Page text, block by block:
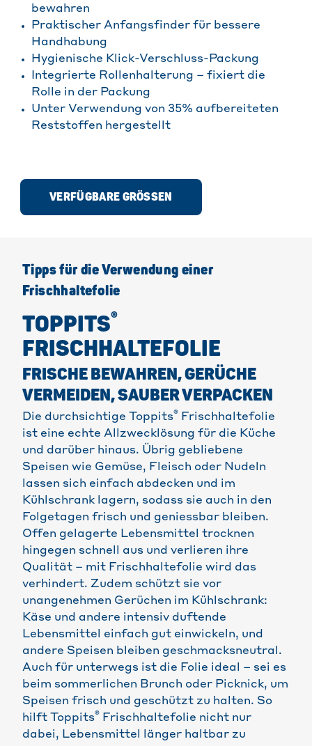
bewahren
Praktischer Anfangsfinder für bessere
Handhabung
Hygienische Klick-Verschluss-Packung
Integrierte Rollenhalterung – fixiert die
Rolle in der Packung
Unter Verwendung von 35% aufbereiteten
Reststoffen hergestellt
VERFÜGBARE GRÖSSEN
Tipps für die Verwendung einer
Frischhaltefolie
TOPPITS®
FRISCHHALTEFOLIE
FRISCHE BEWAHREN, GERÜCHE
VERMEIDEN, SAUBER VERPACKEN
Die durchsichtige Toppits® Frischhaltefolie
ist eine echte Allzwecklösung für die Küche
und darüber hinaus. Übrig gebliebene
Speisen wie Gemüse, Fleisch oder Nudeln
lassen sich einfach abdecken und im
Kühlschrank lagern, sodass sie auch in den
Folgetagen frisch und geniessbar bleiben.
Offen gelagerte Lebensmittel trocknen
hingegen schnell aus und verlieren ihre
Qualität – mit Frischhaltefolie wird das
verhindert. Zudem schützt sie vor
unangenehmen Gerüchen im Kühlschrank:
Käse und andere intensiv duftende
Lebensmittel einfach gut einwickeln, und
andere Speisen bleiben geschmacksneutral.
Auch für unterwegs ist die Folie ideal – sei es
beim sommerlichen Brunch oder Picknick, um
Speisen frisch und geschützt zu halten. So
hilft Toppits® Frischhaltefolie nicht nur
dabei, Lebensmittel länger haltbar zu